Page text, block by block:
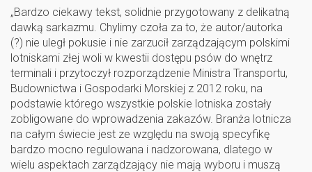
„Bardzo ciekawy tekst, solidnie przygotowany z delikatną
dawką sarkazmu. Chylimy czoła za to, że autor/autorka
(?) nie uległ pokusie i nie zarzucił zarządzającym polskimi
lotniskami złej woli w kwestii dostępu psów do wnętrz
terminali i przytoczył rozporządzenie Ministra Transportu,
Budownictwa i Gospodarki Morskiej z 2012 roku, na
podstawie którego wszystkie polskie lotniska zostały
zobligowane do wprowadzenia zakazów. Branża lotnicza
na całym świecie jest ze względu na swoją specyfikę
bardzo mocno regulowana i nadzorowana, dlatego w
wielu aspektach zarządzający nie mają wyboru i muszą